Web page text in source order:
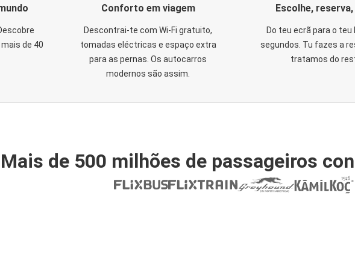
de 40
Conforto em viagem
Descontrai-te com Wi-Fi gratuito,
tomadas eléctricas e espaço extra
para as pernas. Os autocarros
modernos são assim.
Escolhe, reserva,
Do teu ecrã para o teu
segundos. Tu fazes a
tratamos do
Mais de 500 milhões de passageiros